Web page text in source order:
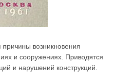
причины возникновения
и сооружениях. Приводятся
и нарушений конструкций.